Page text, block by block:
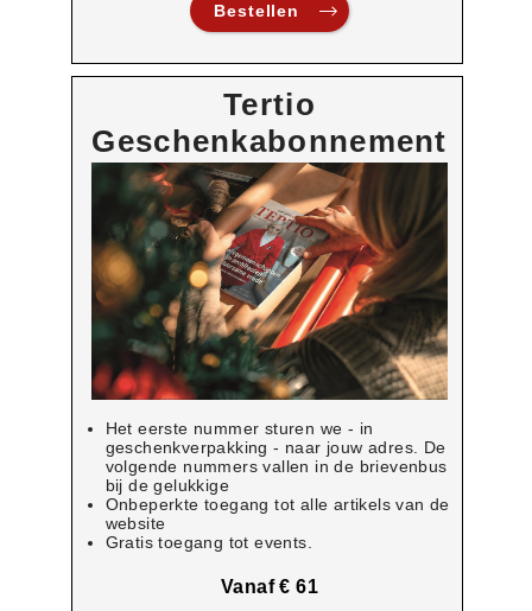
Bestellen
Tertio
Geschenkabonnement
Het eerste nummer sturen we - in
geschenkverpakking - naar jouw adres. De
volgende nummers vallen in de brievenbus
bij de gelukkige
Onbeperkte toegang tot alle artikels van de
website
Gratis toegang tot events.
Vanaf € 61